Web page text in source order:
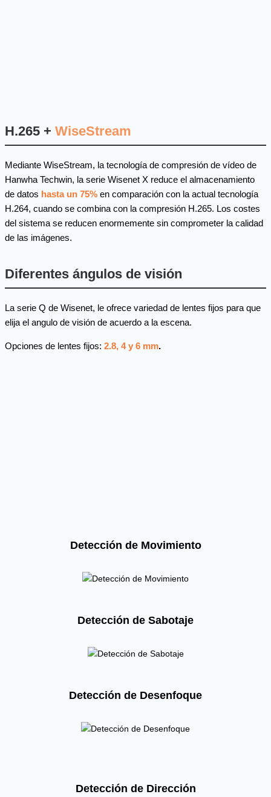
H.265 + WiseStream
Mediante WiseStream, la tecnología de compresión de vídeo de
Hanwha Techwin, la serie Wisenet X reduce el almacenamiento
de datos hasta un 75% en comparación con la actual tecnología
H.264, cuando se combina con la compresión H.265. Los costes
del sistema se reducen enormemente sin comprometer la calidad
de las imágenes.
Diferentes ángulos de visión
La serie Q de Wisenet, le ofrece variedad de lentes fijos para que
elija el angulo de visión de acuerdo a la escena.
Opciones de lentes fijos: 2.8, 4 y 6 mm.
Detección de Movimiento
Detección de Sabotaje
Detección de Desenfoque
Detección de Dirección